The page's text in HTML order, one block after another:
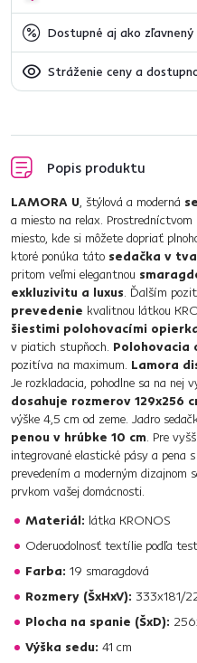
Dostupné aj ako
Stráženie ceny a
Popis produktu
LAMORA U, štýlová a moderná
a miesto na relax.
miesto, kde si môžete dopriať
ktoré ponúka táto sedačka v
pritom veľmi elegantnou
exkluzivitu a luxus. Ďalším
prevedenie kvalitnou látkou
šiestimi polohovacími
v piatich stupňoch. Polohovacia
pozitíva na maximum. Lamora
Je rozkladacia, pohodlne sa na nej
dosahuje rozmerov 129x256
výške 4,5 cm od zeme. Jadro
penou v hrúbke 10 cm. Pre
integrované elastické pásy a pena
prevedením a moderným dizajnom
prvkom vašej domácnosti.
Materiál: látka KRONOS
Oderuodolnosť textílie podľa
Farba: 19 smaragdová
Rozmery (ŠxHxV): 333x181/
Plocha na spanie (ŠxD):
Výška sedu: 41 cm